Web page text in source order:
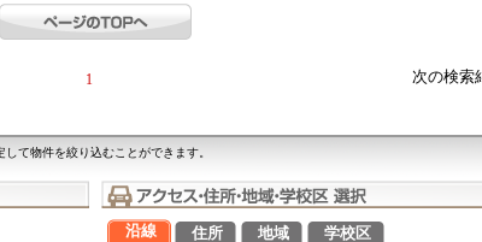
1 次の検
て物件を絞り込むことができます。
沿線 住所 地域 学校区